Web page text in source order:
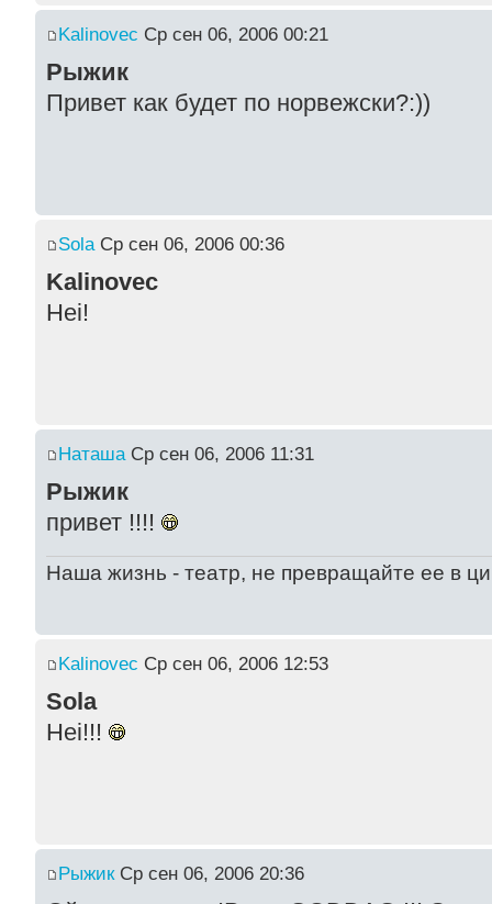
Kalinovec Ср сен 06, 2006 00:21
Рыжик
Привет как будет по норвежски?:))
Sola Ср сен 06, 2006 00:36
Kalinovec
Hei!
Наташа Ср сен 06, 2006 11:31
Рыжик
привет !!!!
Наша жизнь - театр, не превращайте ее в
Kalinovec Ср сен 06, 2006 12:53
Sola
Hei!!!
РыжикСр сен 06, 2006 20:36